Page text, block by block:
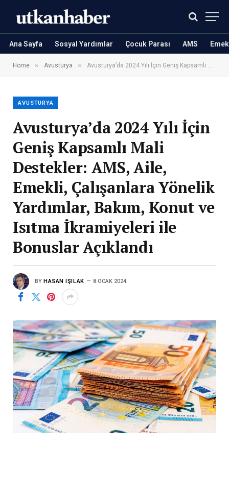
Ana Sayfa Sosyal Yardımlar Çocuk Parası AMS
Home » Avusturya » Avusturya’da 2024 Yılı İçin Geniş Kapsamlı Mali Destekler: AMS, Aile, Emekli, Çalışanlara Yönelik Yardımlar, Bakım, Konut ve Isıtma İkramiyeleri ile Bonuslar Açıklandı
AVUSTURYA
Avusturya’da 2024 Yılı İçin
Geniş Kapsamlı Mali
Destekler: AMS, Aile,
Emekli, Çalışanlara Yönelik
Yardımlar, Bakım, Konut ve
Isıtma İkramiyeleri ile
Bonuslar Açıklandı
BY HASAN IŞILAK 8 OCAK 2024